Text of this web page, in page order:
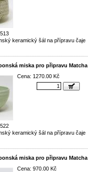
keramický šál na přípravu čaje
miska pro připravu Matcha
Cena: 1270.00 Kč
keramický šál na přípravu čaje
miska pro připravu Matcha
Cena: 970.00 Kč